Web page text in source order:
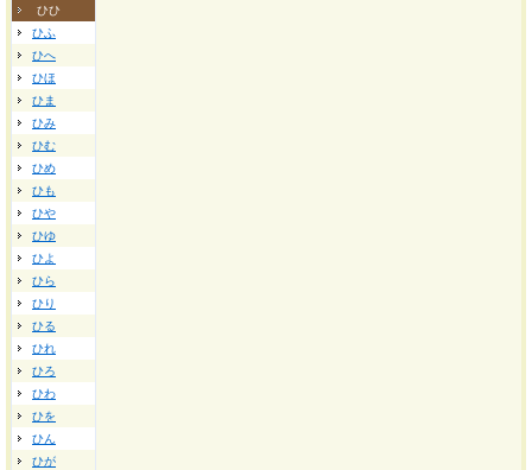
ひひ
ひふ
ひへ
ひほ
ひま
ひみ
ひむ
ひめ
ひも
ひや
ひゆ
ひよ
ひら
ひり
ひる
ひれ
ひろ
ひわ
ひを
ひん
ひが